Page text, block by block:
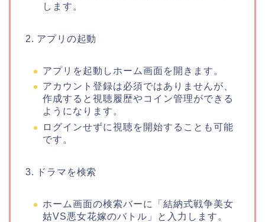
します。
2. アプリの起動
アプリを起動しホーム画面を開きます。
アカウント登録は必須ではありませんが、
作成すると視聴履歴やコイン管理ができる
ようになります。
ログインせずに視聴を開始することも可能
です。
3. ドラマを検索
ホーム画面の検索バーに「結納式戦争美女
姑VS悪女花嫁のバトル」と入力します。